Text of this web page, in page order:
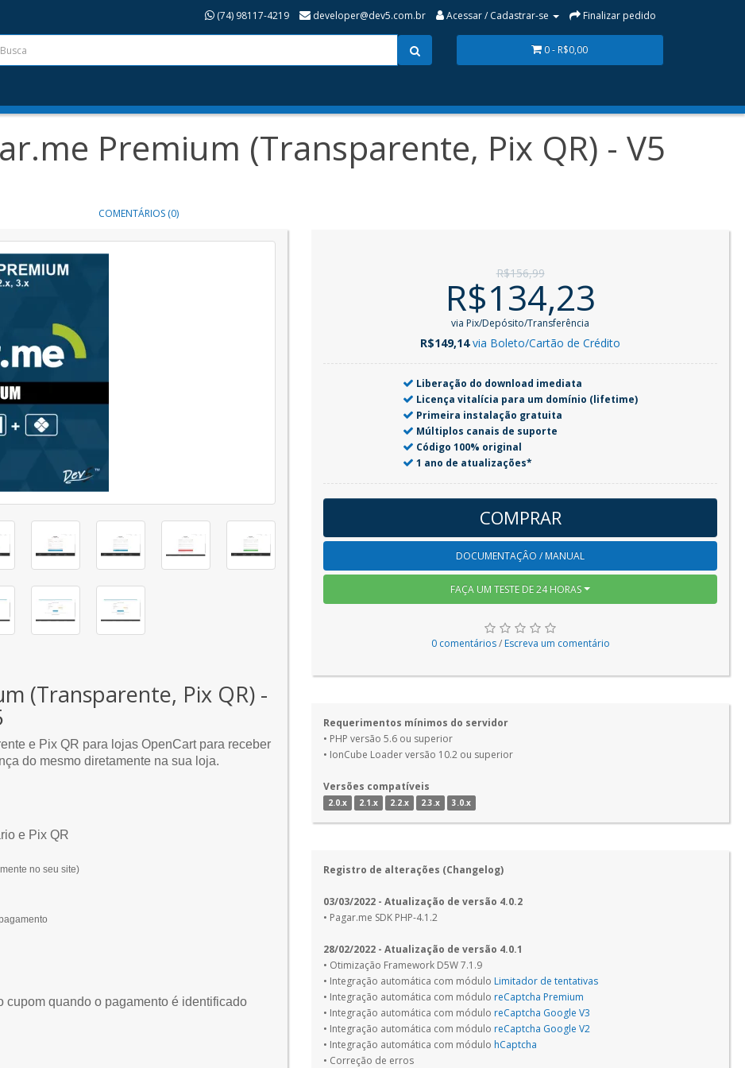
(74) 98117-4219 developer@dev5.com.br Acessar / Cadastrar-se Finalizar pedido
0 - R$0,00
Premium (Transparente, Pix QR) - V5
R$156,99
R$134,23
via Pix/Depósito/Transferência
R$149,14via Boleto/Cartão de Crédito
Liberação do download imediata
Licença vitalícia para um domínio (lifetime)
Primeira instalação gratuita
Múltiplos canais de suporte
Código 100% original
1 ano de atualizações*
COMPRAR
DOCUMENTAÇÂO / MANUAL
FAÇA UM TESTE DE 24 HORAS
0 comentários/ Escreva um comentário
COMENTÁRIOS (0)
(Transparente, Pix QR) -
e Pix QR para lojas OpenCart para receber
do mesmo diretamente na sua loja.
e Pix QR
no seu site)
cupom quando o pagamento é identificado
Requerimentos mínimos do servidor
• PHP versão 5.6 ou superior
• IonCube Loader versão 10.2 ou superior
Versões compatíveis
2.0.x 2.1.x 2.2.x 2.3.x 3.0.x
Registro de alterações (Changelog)
03/03/2022 - Atualização de versão 4.0.2
• Pagar.me SDK PHP-4.1.2
28/02/2022 - Atualização de versão 4.0.1
• Otimização Framework D5W 7.1.9
• Integração automática com módulo Limitador de tentativas
• Integração automática com módulo reCaptcha Premium
• Integração automática com módulo reCaptcha Google V3
• Integração automática com módulo reCaptcha Google V2
• Integração automática com módulo hCaptcha
• Correção de erros